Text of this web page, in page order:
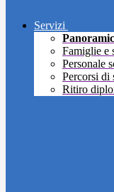
Servizi
Famiglie e
Personale
Percorsi di
Ritiro